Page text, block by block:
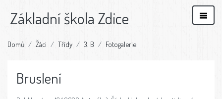
Základní škola Zdice
Domů Žáci Třídy 3. B Fotogalerie
Bruslení